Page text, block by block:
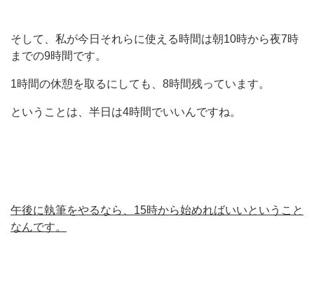
そして、私が今日それらに使える時間は朝10時から夜7時
までの9時間です。
1時間の休憩を取るにしても、8時間残っています。
ということは、半日は4時間でいいんですね。
午後に執筆をやるなら、15時から始めればいいということ
なんです。